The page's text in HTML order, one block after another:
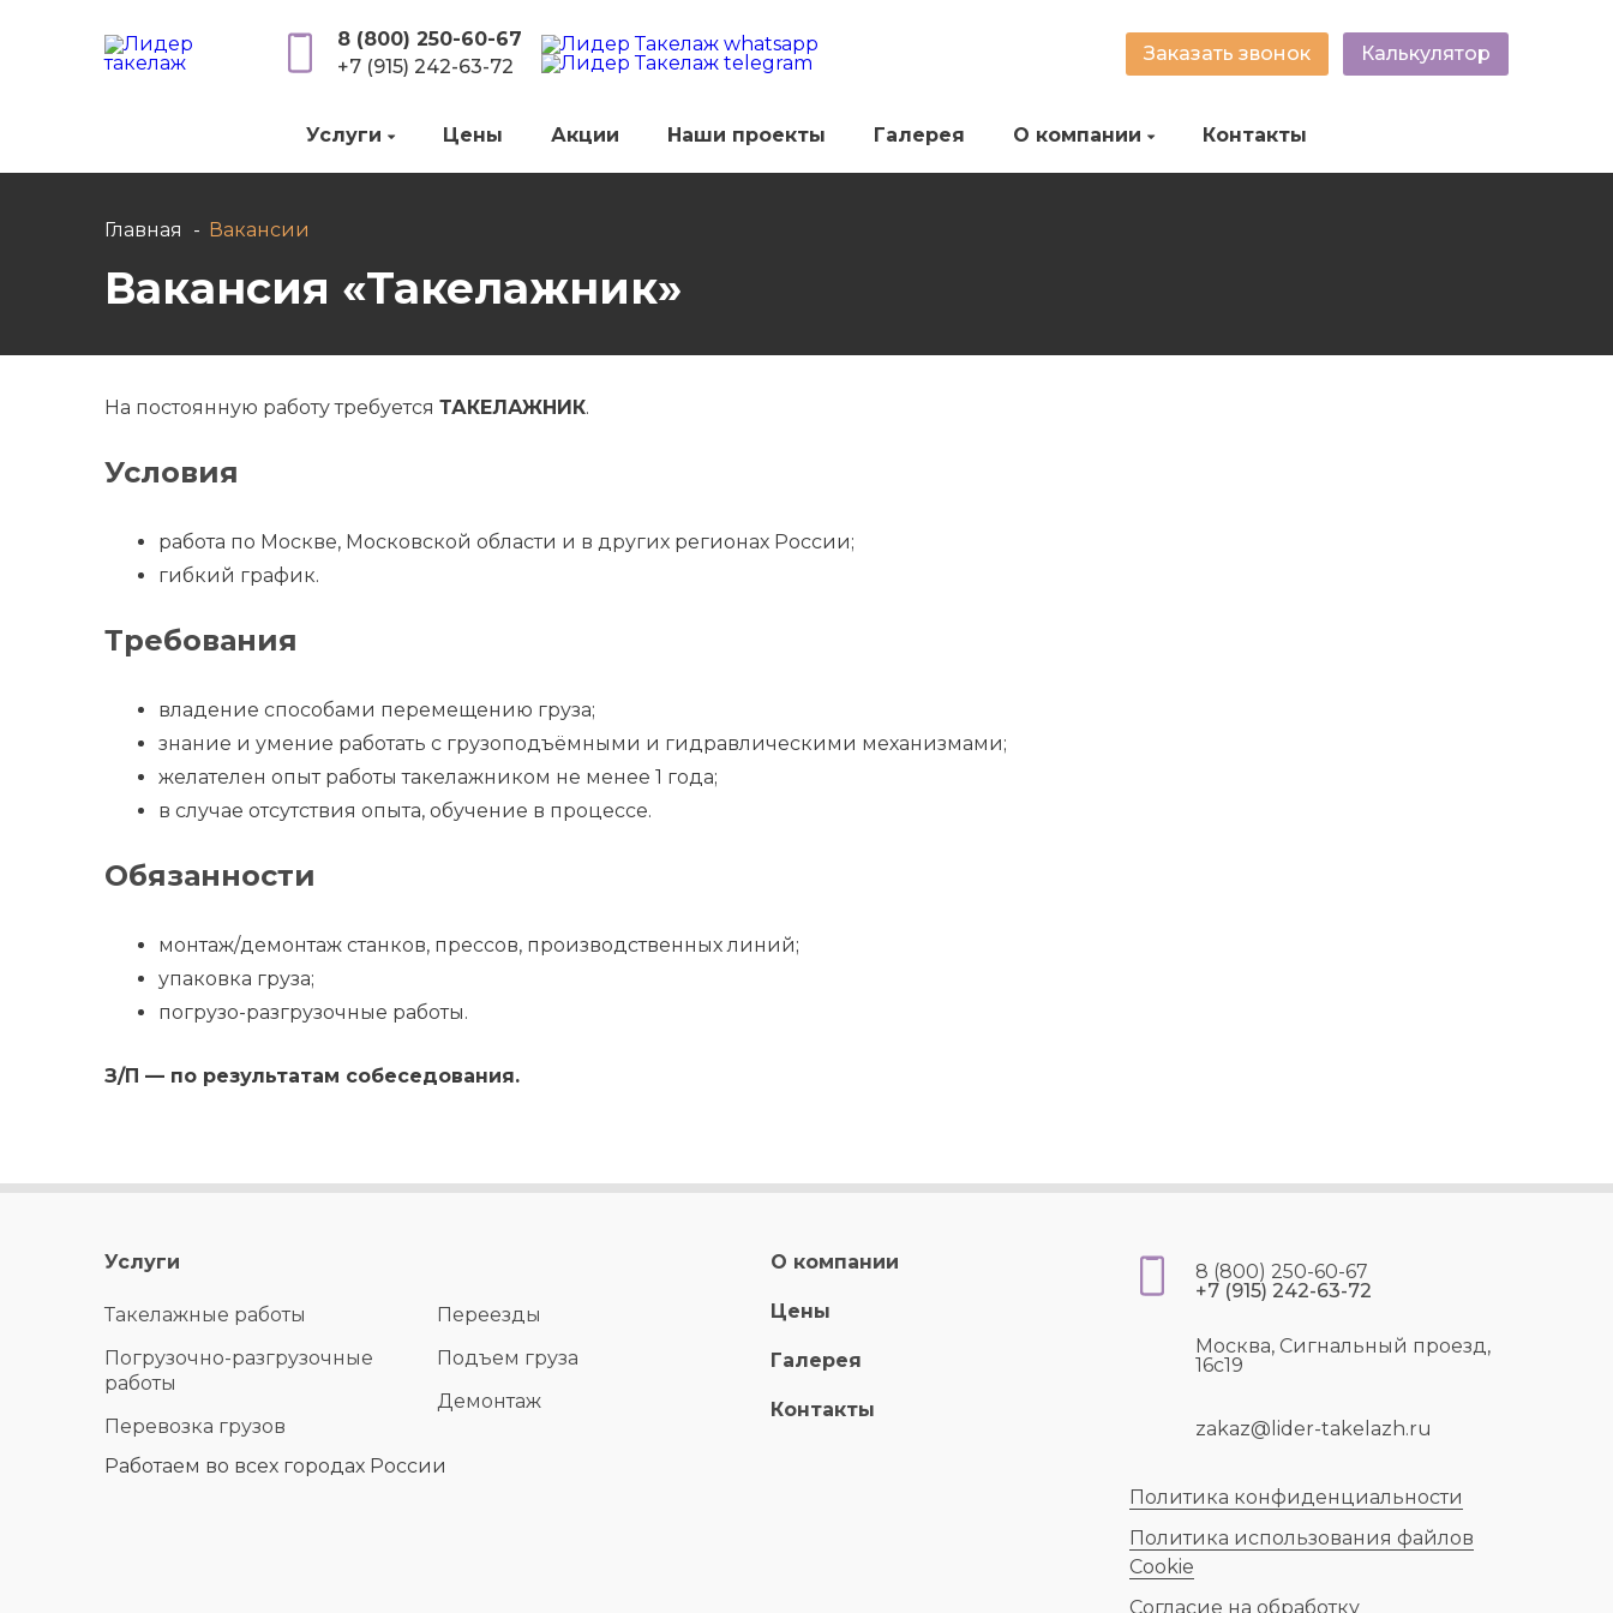
Услуги Цены Акции Наши проекты Галерея О компании Контакты
8 (800) 250-60-67
+7 (915) 242-63-72
Заказать звонок Калькулятор
Главная Вакансии
Вакансия «Такелажник»
На постоянную работу требуется ТАКЕЛАЖНИК.
Условия
работа по Москве, Московской области и в других регионах России;
гибкий график.
Требования
владение способами перемещению груза;
знание и умение работать с грузоподъёмными и гидравлическими механизмами;
желателен опыт работы такелажником не менее 1 года;
в случае отсутствия опыта, обучение в процессе.
Обязанности
монтаж/демонтаж станков, прессов, производственных линий;
упаковка груза;
погрузо-разгрузочные работы.
З/П — по результатам собеседования.
Услуги
Такелажные работы
Погрузочно-разгрузочные
работы
Перевозка грузов
Переезды
Подъем груза
Демонтаж
О компании
Цены
Галерея
Контакты
Работаем во всех городах России
8 (800) 250-60-67
+7 (915) 242-63-72
Москва, Сигнальный проезд,
16с19
zakaz@lider-takelazh.ru
Политика конфиденциальности
Политика использования файлов
Cookie
Согласие на обработку